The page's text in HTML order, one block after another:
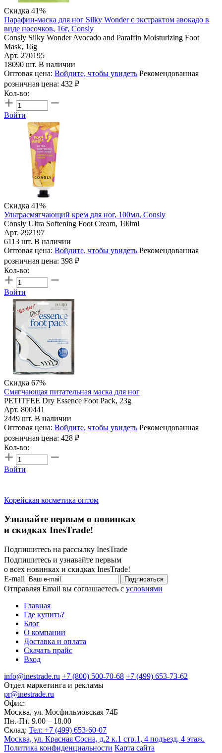
Скидка 41%
Парафин-маска для ног Silky Wonder с экстрактом авокадо в
виде носочков, 16г, Consly
Consly Silky Wonder Avocado and Paraffin Moisturizing Foot
Mask, 16g
Арт. 270195
18090 шт. В наличии
Оптовая цена: Войдите, чтобы увидеть Рекомендованная
розничная цена: 432 ₽
Кол-во:
Войти
Скидка 41%
Ультрасмягчающий крем для ног, 100мл, Consly
Consly Ultra Softening Foot Cream, 100ml
Арт. 292197
6113 шт. В наличии
Оптовая цена: Войдите, чтобы увидеть Рекомендованная
розничная цена: 398 ₽
Кол-во:
Войти
Скидка 67%
Смягчающая питательная маска для ног
PETITFEE Dry Essence Foot Pack, 23g
Арт. 800441
2449 шт. В наличии
Оптовая цена: Войдите, чтобы увидеть Рекомендованная
розничная цена: 428 ₽
Кол-во:
Войти
Корейская косметика оптом
Узнавайте первым о новинках
и скидках InesTrade!
Подпишитесь на рассылку InesTrade
Подпишитесь и узнавайте первым
о всех новинках и скидках InesTrade!
E-mail
Подписаться
Отправляя Email вы соглашаетесь с условиями
Главная
Где купить?
Блог
О компании
Доставка и оплата
Скачать прайс
Вход
info@inestrade.ru +7 (800) 500-70-68 +7 (499) 653-73-62
Отдел маркетинга и рекламы
pr@inestrade.ru
Офис:
Москва, ул. Мосфильмовская 74Б
Пн.-Пт. 9.00 – 18.00
Склад: Тел: +7 (499) 653-60-07
Москва, ул. Красная Сосна, д.2 к.1 стр.1, 4 подъезд, 4 этаж.
Политика конфиденциальности Карта сайта